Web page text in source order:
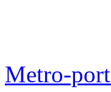
Metro-